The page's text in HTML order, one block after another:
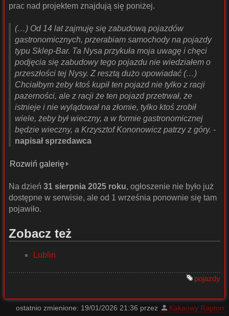
prac nad projektem znajdują się poniżej.
(…) Od 14 lat zajmuję się zabudową pojazdów
gastronomicznych, przerabiam samochody na pojazdy
typu Sklep-Bar. Ta Nysa przykuła moja uwagę i chęci
podjęcia się zabudowy tego pojazdu nie wiedziałem o
przeszłości tej Nysy. Z resztą dużo opowiadać (…)
Chciałbym żeby ktoś kupił ten pojazd nie tylko z racji
pazerności, ale z racji że ten pojazd przetrwał, że
istnieje i nie wylądował na złomie, tylko ktoś zrobił
wiele, żeby był wieczny, a w formie gastronomicznej
będzie wieczny, a Krzysztof Kononowicz patrzy z góry. -
napisał sprzedawca
Rozwiń galerię
Na dzień 31 sierpnia 2025 roku, ogłoszenie nie było już
dostępne w serwisie, ale od 1 września ponownie się tam
pojawiło.
Zobacz też
Lublin
pojazdy
ostatnio zmienione: 19/01/2026 21:36 przez Kakaowy Raptorr